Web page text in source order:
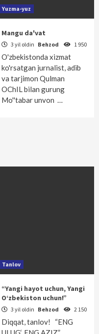
Yuzma-yuz
Mangu da'vat
3 yil oldin Behzod 1 950
O'zbekistonda xizmat
ko'rsatgan jurnalist, adib
va tarjimon Qulman
OChIL bilan gurung
Mo''tabar unvon …
Tanlov
“Yangi hayot uchun, Yangi
O‘zbekiston uchun!”
3 yil oldin Behzod 2 150
Diqqat, tanlov! “ENG